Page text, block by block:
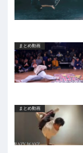
まとめ動画
まとめ動画